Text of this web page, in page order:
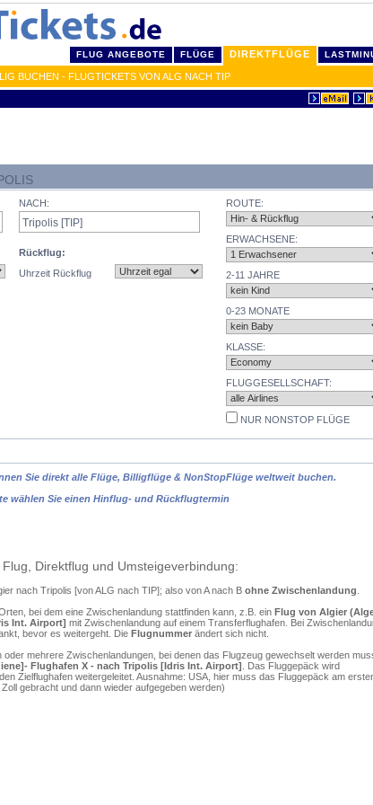
FLUG ANGEBOTE FLÜGE DIREKTFLÜGE
BUCHEN - FLUGTICKETS VON ALG NACH TIP
NACH:
Rückflug:
Uhrzeit Rückflug
ROUTE:
ERWACHSENE:
2-11 JAHRE
0-23 MONATE
KLASSE:
FLUGGESELLSCHAFT:
NUR NONSTOP FLÜGE
Sie direkt alle Flüge, Billigflüge & NonStopFlüge weltweit buchen.
wählen Sie einen Hinflug- und Rückflugtermin
Direktflug und Umsteigeverbindung:
nach Tripolis [von ALG nach TIP]; also von A nach B ohne Zwischenlandung
bei dem eine Zwischenlandung stattfinden kann, z.B. ein Flug von Algier
Int. Airport] mit Zwischenlandung auf einem Transferflughafen. Bei
bevor es weitergeht. Die Flugnummer ändert sich nicht.
oder mehrere Zwischenlandungen, bei denen das Flugzeug gewechselt werden
Flughafen X - nach Tripolis [Idris Int. Airport] . Das Fluggepäck wird
Zielflughafen weitergeleitet. Ausnahme: USA, hier muss das Fluggepäck am
gebracht und dann wieder aufgegeben werden)